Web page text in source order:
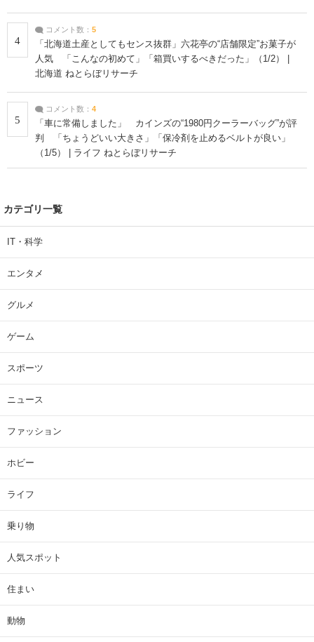
4
コメント数： 5
「北海道土産としてもセンス抜群」六花亭の“店舗限定”お菓子が
人気 「こんなの初めて」「箱買いするべきだった」（1/2） |
北海道 ねとらぼリサーチ
5
コメント数： 4
「車に常備しました」 カインズの“1980円クーラーバッグ”が評
判 「ちょうどいい大きさ」「保冷剤を止めるベルトが良い」
（1/5） | ライフ ねとらぼリサーチ
カテゴリ一覧
IT・科学
エンタメ
グルメ
ゲーム
スポーツ
ニュース
ファッション
ホビー
ライフ
乗り物
人気スポット
住まい
動物